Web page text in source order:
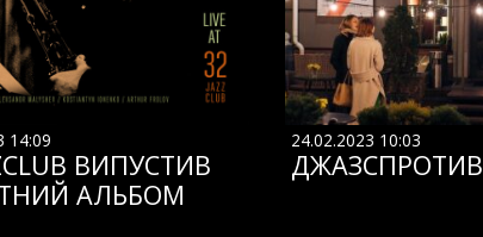
14:09
ВИПУСТИВ
АЛЬБОМ
24.02.2023 10:03
ДЖАЗСПРОТИВ